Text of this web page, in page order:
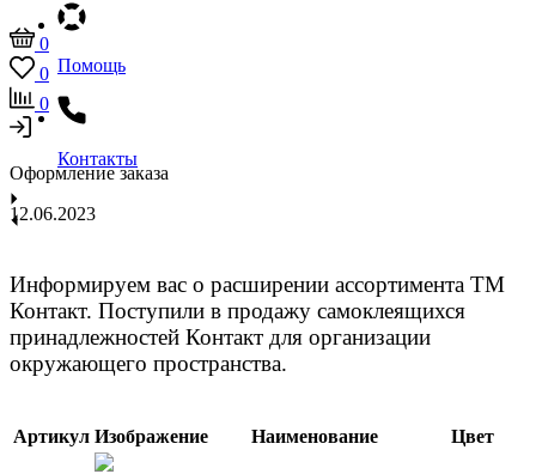
Помощь
Контакты
0
0
0
Оформление заказа
12.06.2023
Информируем вас о расширении ассортимента ТМ
Контакт. Поступили в продажу самоклеящихся
принадлежностей Контакт для организации
окружающего пространства.
Артикул Изображение Наименование Цвет